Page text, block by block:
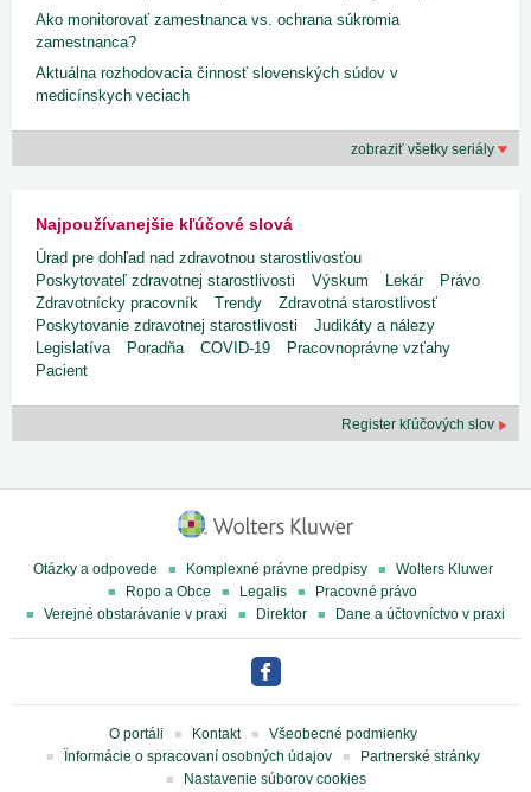
Ako monitorovať zamestnanca vs. ochrana súkromia
zamestnanca?
Aktuálna rozhodovacia činnosť slovenských súdov v
medicínskych veciach
zobraziť všetky seriály
Najpoužívanejšie kľúčové slová
Úrad pre dohľad nad zdravotnou starostlivosťou
Poskytovateľ zdravotnej starostlivosti
Výskum Lekár
Právo
Zdravotnícky pracovník
Trendy
Zdravotná starostlivosť
Poskytovanie zdravotnej starostlivosti
Judikáty a nálezy
Legislatíva
Poradňa COVID-19
Pracovnoprávne vzťahy
Pacient
Register kľúčových slov
Otázky a odpovede Komplexné právne predpisy
Wolters Kluwer
Ropo a Obce
Legalis
Pracovné právo
Verejné obstarávanie v praxi
Direktor Dane a účtovníctvo v praxi
O portáli Kontakt
Všeobecné podmienky
Ïnformácie o spracovaní osobných údajov
Partnerské stránky
Nastavenie súborov cookies